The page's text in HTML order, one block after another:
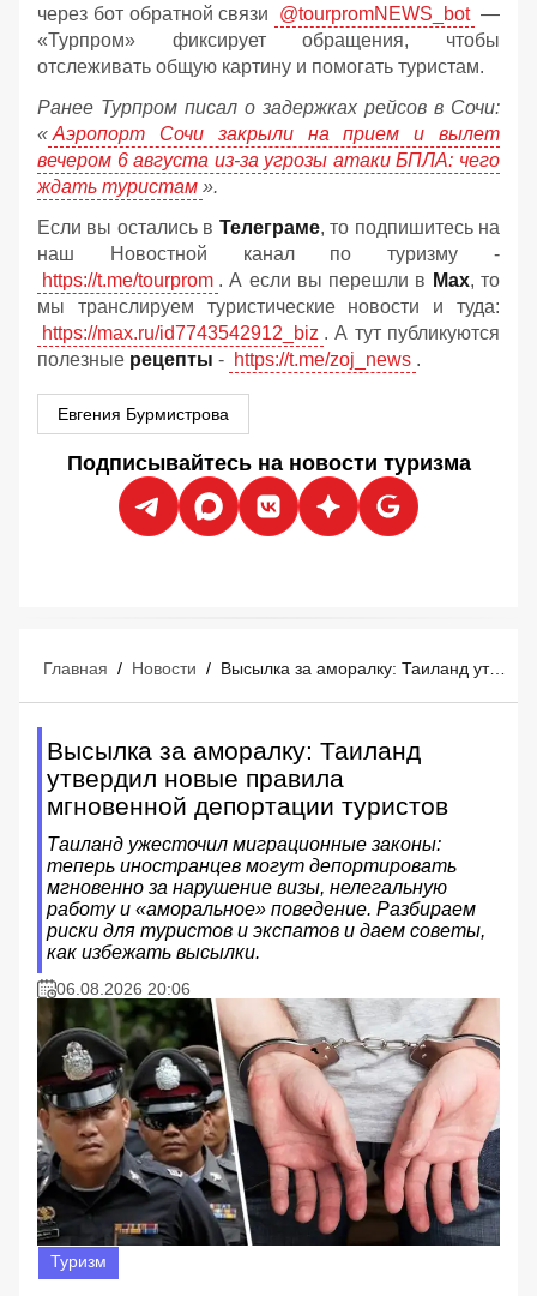
через бот обратной связи
@tourpromNEWS_bot —
«Турпром» фиксирует обращения, чтобы
отслеживать общую картину и помогать туристам.
Ранее Турпром писал о задержках рейсов в Сочи:
« Аэропорт Сочи закрыли на прием и вылет
вечером 6 августа из-за угрозы атаки БПЛА: чего
ждать туристам ».
Если вы остались в Телеграме, то подпишитесь на
наш Новостной канал по туризму -
https://t.me/tourprom . А если вы перешли в Мах, то
мы транслируем туристические новости и туда:
https://max.ru/id7743542912_biz . А тут публикуются
полезные рецепты - https://t.me/zoj_news .
Евгения Бурмистрова
Подписывайтесь на новости туризма
Главная / Новости / Высылка за аморалку: Таиланд утвердил новые правила мгновенной депортации туристов
Высылка за аморалку: Таиланд
утвердил новые правила
мгновенной депортации туристов
Таиланд ужесточил миграционные законы:
теперь иностранцев могут депортировать
мгновенно за нарушение визы, нелегальную
работу и «аморальное» поведение. Разбираем
риски для туристов и экспатов и даем советы,
как избежать высылки.
06.08.2026 20:06
Туризм